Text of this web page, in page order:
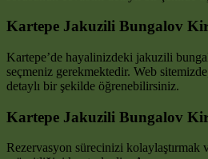
Kartepe Jakuzili Bungalov
Kartepe’de hayalinizdeki jakuzili
seçmeniz gerekmektedir. Web
detaylı bir şekilde öğrenebilirsiniz.
Kartepe Jakuzili Bungalov
Rezervasyon sürecinizi kolaylaştırmak